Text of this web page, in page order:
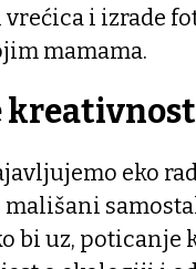
i izrade
mamama.
eko
mališani
bi uz, poticanje